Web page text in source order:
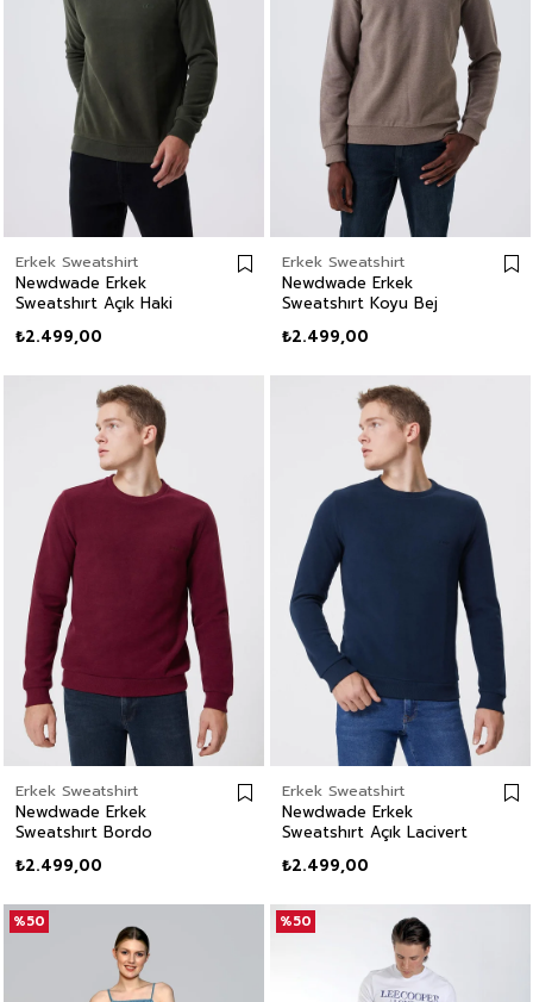
Erkek Sweatshirt
Newdwade Erkek
Sweatshırt Açık Haki
₺2.499,00
Erkek Sweatshirt
Newdwade Erkek
Sweatshırt Koyu Bej
₺2.499,00
Erkek Sweatshirt
Newdwade Erkek
Sweatshırt Bordo
₺2.499,00
Erkek Sweatshirt
Newdwade Erkek
Sweatshırt Açık Lacivert
₺2.499,00
%50 %50